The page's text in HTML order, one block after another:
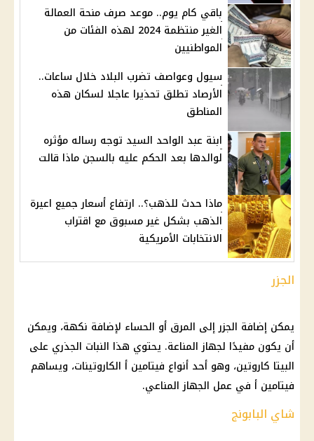
باقي كام يوم.. موعد صرف منحة العمالة
الغير منتظمة 2024 لهذه الفئات من
المواطنيين
سيول وعواصف تضرب البلاد خلال ساعات..
الأرصاد تطلق تحذيرا عاجلا لسكان هذه
المناطق
ابنة عبد الواحد السيد توجه رساله مؤثره
لوالدها بعد الحكم عليه بالسجن ماذا قالت
ماذا حدث للذهب؟.. ارتفاع أسعار جميع اعيرة
الذهب بشكل غير مسبوق مع اقتراب
الانتخابات الأمريكية
الجزر
يمكن إضافة الجزر إلى المرق أو الحساء لإضافة نكهة، ويمكن
أن يكون مفيدًا لجهاز المناعة. يحتوي هذا النبات الجذري على
البيتا كاروتين، وهو أحد أنواع فيتامين أ الكاروتينات، ويساهم
فيتامين أ في عمل الجهاز المناعي.
شاي البابونج